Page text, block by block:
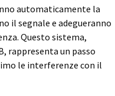
automaticamente la
il segnale e adegueranno
Questo sistema,
rappresenta un passo
le interferenze con il